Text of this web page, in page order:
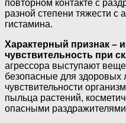
повторном контакте с
разной степени тяжести с
гистамина.
Характерный признак –
чувствительность при
агрессора выступают
безопасные для
чувствительности
пыльца растений,
опасными